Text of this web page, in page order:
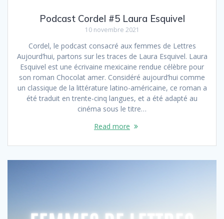
Podcast Cordel #5 Laura Esquivel
10 novembre 2021
Cordel, le podcast consacré aux femmes de Lettres
Aujourd’hui, partons sur les traces de Laura Esquivel. Laura
Esquivel est une écrivaine mexicaine rendue célèbre pour
son roman Chocolat amer. Considéré aujourd’hui comme
un classique de la littérature latino-américaine, ce roman a
été traduit en trente-cinq langues, et a été adapté au
cinéma sous le titre…
Read more